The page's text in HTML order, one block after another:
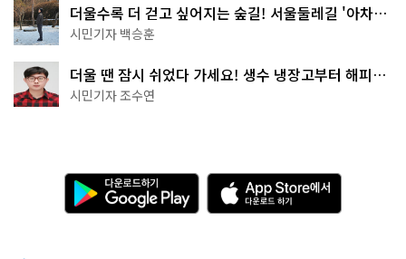
더울수록 더 걷고 싶어지는 숲길! 서울둘레길 '아차산
코스'
시민기자 백승훈
더울 땐 잠시 쉬었다 가세요! 생수 냉장고부터 해피소
·무더위쉼터까지
시민기자 조수연
다
운
로
A
p
p